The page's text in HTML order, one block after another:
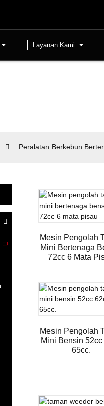
Layanan Kami
Peralatan Berkebun
Mesin Pengolah
Mini Bertenaga
72cc 6 Mata
Mesin Pengolah
Mini Bensin
65cc.